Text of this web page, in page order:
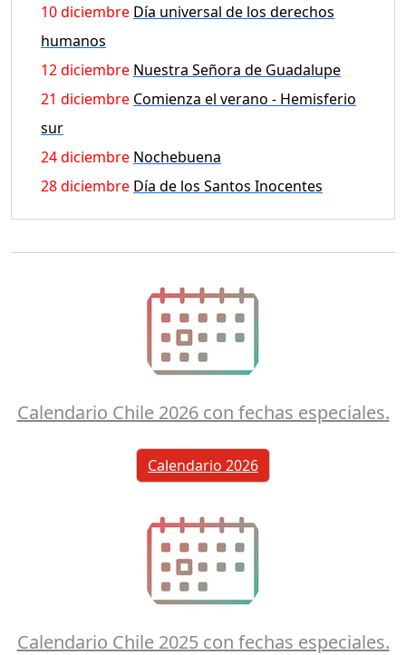
10 diciembre Día universal de los derechos
humanos
12 diciembre Nuestra Señora de Guadalupe
21 diciembre Comienza el verano - Hemisferio
sur
24 diciembre Nochebuena
28 diciembre Día de los Santos Inocentes
Calendario Chile 2026 con fechas especiales.
Calendario 2026
Calendario Chile 2025 con fechas especiales.